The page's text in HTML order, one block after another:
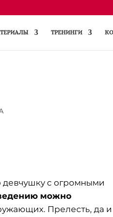
ТРЕНИНГИ
девчушку с огромными
можно
Прелесть, да и